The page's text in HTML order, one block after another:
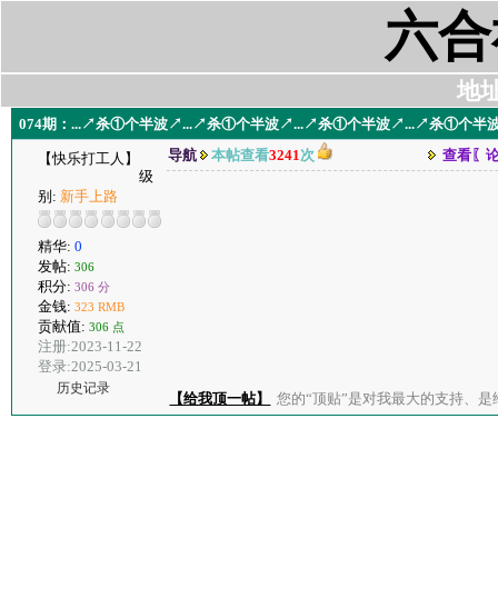
六
地
074期：...↗杀①个半波↗...↗杀①个半波↗...↗杀①个半波↗...↗杀①个半
【快乐打工人】
级
别: 新手上路
精华: 0
发帖: 306
积分: 306 分
金钱: 323 RMB
贡献值: 306 点
注册:2023-11-22
登录:2025-03-21
历史记录
导航 本帖查看3241次 查看〖
【给我顶一帖】 您的“顶贴”是对我最大的支持、